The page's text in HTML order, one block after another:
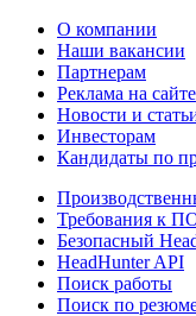
О компании
Наши вакансии
Партнерам
Реклама на сайте
Новости и
Инвесторам
Кандидаты по
Требования к
Безопасный
HeadHunter API
Поиск работы
Поиск по